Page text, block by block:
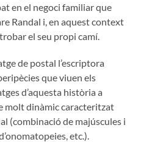
en el negoci familiar que
Randal i, en aquest context
el seu propi camí.
de postal l’escriptora
que viuen els
d’aquesta història a
molt dinàmic caracteritzat
(combinació de majúscules i
etc.).